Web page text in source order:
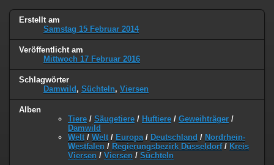
Erstellt am
Samstag 15 Februar 2014
Veröffentlicht am
Mittwoch 17 Februar 2016
Schlagwörter
Damwild , Süchteln, Viersen
Alben
Tiere / Säugetiere / Huftiere / Geweihträger /
Damwild
Welt / Welt / Europa / Deutschland / Nordrhein-
Westfalen / Regierungsbezirk Düsseldorf/ Kreis
Viersen / Viersen / Süchteln